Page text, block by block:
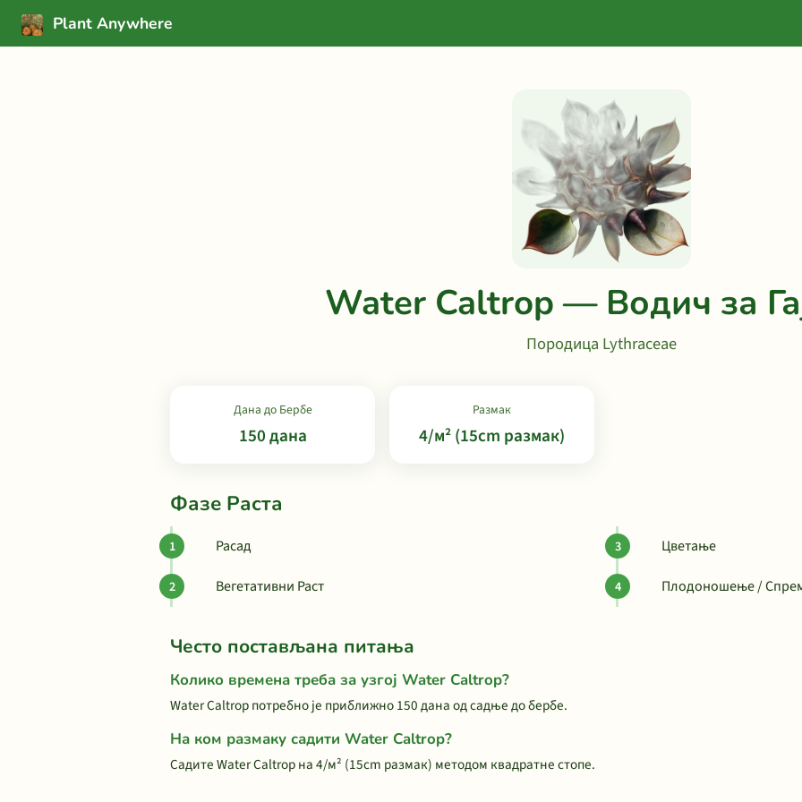
Plant Anywhere
Water Caltrop — Водич за
Породица Lythraceae
Дана до Бербе
150 дана
Размак
4/м² (15cm размак)
Фазе Раста
Расад
Вегетативни Раст
Цветање
Плодоношење /
Често постављана питања
Колико времена треба за узгој Water Caltrop?
Water Caltrop потребно је приближно 150 дана од садње до бербе.
На ком размаку садити Water Caltrop?
Садите Water Caltrop на 4/м² (15cm размак) методом квадратне стопе.